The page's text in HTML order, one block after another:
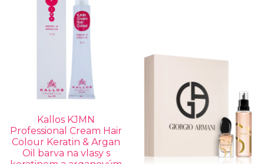
Kallos KJMN
Professional Cream Hair
Colour Keratin & Argan
Oil barva na vlasy s